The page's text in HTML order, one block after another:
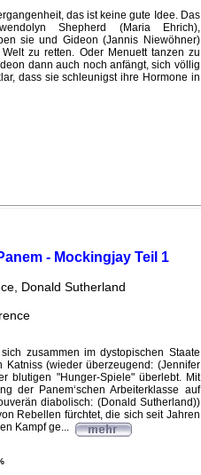
das ist keine gute Idee. Das
Shepherd (Maria Ehrich),
sie und Gideon (Jannis Niewöhner)
zu retten. Oder Menuett tanzen zu
dann auch noch anfängt, sich völlig
dass sie schleunigst ihre Hormone in
- Mockingjay Teil 1
Donald Sutherland
zusammen im dystopischen Staate
Katniss (wieder überzeugend: (Jennifer
blutigen "Hunger-Spiele" überlebt. Mit
der Panem‘schen Arbeiterklasse auf
diabolisch: (Donald Sutherland))
Rebellen fürchtet, die sich seit Jahren
Kampf ge...